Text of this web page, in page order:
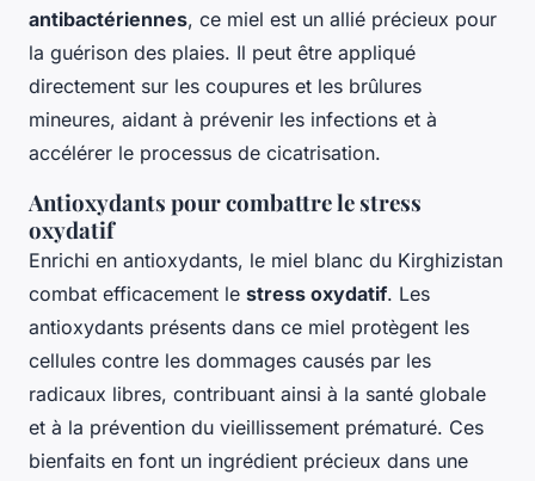
antibactériennes, ce miel est un allié précieux pour
la guérison des plaies. Il peut être appliqué
directement sur les coupures et les brûlures
mineures, aidant à prévenir les infections et à
accélérer le processus de cicatrisation.
Antioxydants pour combattre le stress
oxydatif
Enrichi en antioxydants, le miel blanc du Kirghizistan
combat efficacement le stress oxydatif. Les
antioxydants présents dans ce miel protègent les
cellules contre les dommages causés par les
radicaux libres, contribuant ainsi à la santé globale
et à la prévention du vieillissement prématuré. Ces
bienfaits en font un ingrédient précieux dans une